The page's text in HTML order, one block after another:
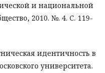
и национальной
2010. №. 4. С. 119-
идентичность в
университета.